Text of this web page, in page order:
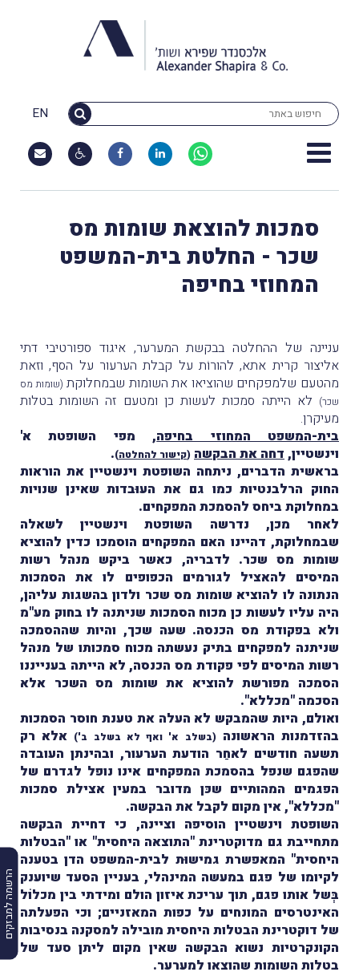
EN
הרשמה למבזקים
סמכות להוצאת שומות מס
שכר - החלטת בית-המשפט
המחוזי בחיפה
עניינה של ההחלטה בבקשת המערער, איגוד ספורטיבי דתי
אליצור קרית אתא, להורוֹת על קבלת הערעור על הסף, וזאת
מהטעם שלמפקחים שהוציאו את השומות שבמחלוקת (שומות מס
שכר) לא הייתה סמכות לעשות כן ומטעם זה השומות בטלות
מעיקרן.
בית-המשפט המחוזי בחיפה, מפי השופטת א'
וינשטיין,דחה את הבקשה (קישור להחלטה)
.
בראשית הדברים, ניתחה השופטת וינשטיין את הוראות
החוק הרלבנטיות כמו גם את העוּבדות שאינן שנויות
במחלוקת ביחס להסמכת המפקחים.
לאחר מכן, נדרשה השופטת וינשטיין לשאלה
שבמחלוקת, דהיינו האם המפקחים הוסמכו כדין להוציא
שומות מס שכר. לדבריה, כאשר ביקש מנהל רשות
המיסים להאציל לגורמים הכפופים לו את הסמכות
הנתונה לו להוציא שומות מס שכר ולדון בהשגות עליהן,
היה עליו לעשות כן מכוח הסמכות שניתנה לו בחוק מע"מ
ולא בפקודת מס הכנסה. שעה שכך, והיות שההסמכה
שניתנה למפקחים בתיק נעשתה מכוח סמכותו של מנהל
רשות המיסים לפי פקודת מס הכנסה, לא הייתה בענייננו
הסמכה מפורשת להוציא את שומות מס השכר אלא
הסכמה "מכללא".
ואולם, היות שהמבקש לא העלה את טענת חוסר הסמכות
בהזדמנות הראשונה (בשלב א' ואף לא בשלב ב') אלא רק
תשעה חודשים לאחַר הודעת הערעור, ובהינתן העובדה
שהפגם שנפל בהסמכת המפקחים אינו נופל לגדרם של
הפגמים המהותיים שכּן מדובר במעין אצילת סמכות
"מכללא", אין מקום לקבל את הבקשה.
השופטת וינשטיין הוסיפה וציינה, כי דחיית הבקשה
מתחייבת גם מדוקטרינת "התוצאה היחסית" או "הבטלות
היחסית" המאפשרת גמישוּת לבית-המשפט הדן בטענה
לקיומו של פגם במעשה המינהלי, בעניין הסעד שיוענק
בְּשל אותו פגם, תוך עריכת איזון הולם ומידתי בין מכלוֹל
האינטרסים המונחים על כפות המאזניים; וכי הפעלתה
של דוקטרינת הבטלות היחסית מובילה למסקנה בנסיבות
הקונקרטיות נשוא הבקשה שאין מקום ליתן סעד של
בטלות השומות שהוצאו למערער.